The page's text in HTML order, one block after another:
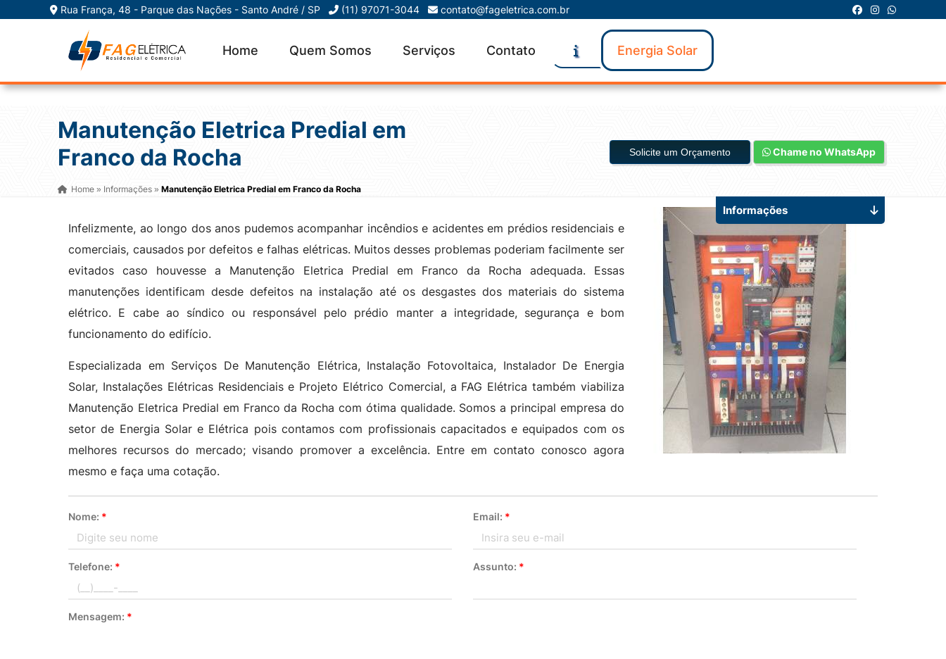
Rua França, 48 - Parque das Nações - Santo André / SP (11) 97071-3044 contato@fageletrica.com.br
Home Quem Somos Serviços Contato Energia Solar
Manutenção Eletrica Predial em
Franco da Rocha
Home » Informações » Manutenção Eletrica Predial em Franco da Rocha
Solicite um Orçamento Chame no WhatsApp
Infelizmente, ao longo dos anos pudemos acompanhar incêndios e acidentes em prédios residenciais e
comerciais, causados por defeitos e falhas elétricas. Muitos desses problemas poderiam facilmente ser
evitados caso houvesse a Manutenção Eletrica Predial em Franco da Rocha adequada. Essas
manutenções identificam desde defeitos na instalação até os desgastes dos materiais do sistema
elétrico. E cabe ao síndico ou responsável pelo prédio manter a integridade, segurança e bom
funcionamento do edifício.
Especializada em Serviços De Manutenção Elétrica, Instalação Fotovoltaica, Instalador De Energia
Solar, Instalações Elétricas Residenciais e Projeto Elétrico Comercial, a FAG Elétrica também viabiliza
Manutenção Eletrica Predial em Franco da Rocha com ótima qualidade. Somos a principal empresa do
setor de Energia Solar e Elétrica pois contamos com profissionais capacitados e equipados com os
melhores recursos do mercado; visando promover a excelência. Entre em contato conosco agora
mesmo e faça uma cotação.
Nome: * Email: *
Telefone: * Assunto: *
Mensagem: *
Informações